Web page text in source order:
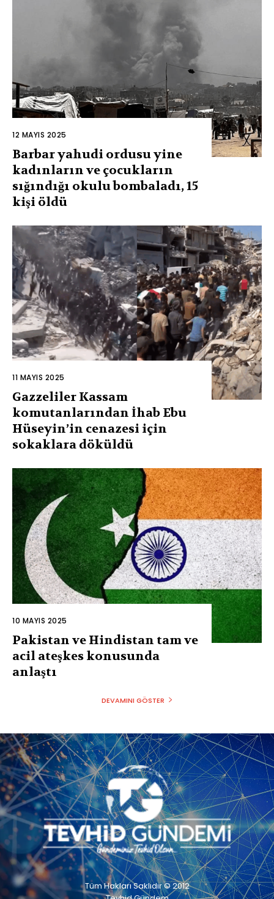
12 MAYIS 2025
Barbar yahudi ordusu yine
kadınların ve çocukların
sığındığı okulu bombaladı, 15
kişi öldü
11 MAYIS 2025
Gazzeliler Kassam
komutanlarından İhab Ebu
Hüseyin’in cenazesi için
sokaklara döküldü
10 MAYIS 2025
Pakistan ve Hindistan tam ve
acil ateşkes konusunda
anlaştı
DEVAMINI GÖSTER
Tüm Hakları Saklıdır © 2012